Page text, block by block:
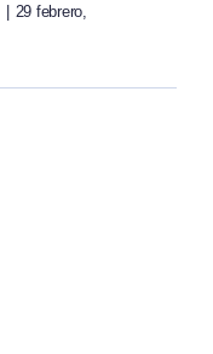
29 febrero,